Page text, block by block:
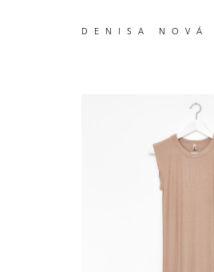
DENISA NOVÁ